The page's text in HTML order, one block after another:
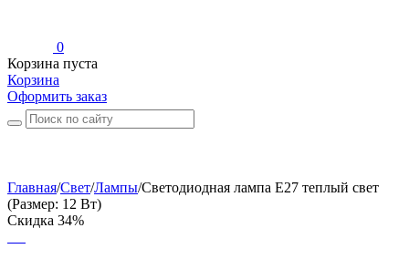
0
Корзина пуста
Корзина
Оформить заказ
Главная/Свет/Лампы/Светодиодная лампа Е27 теплый свет
(Размер: 12 Вт)
Скидка 34%